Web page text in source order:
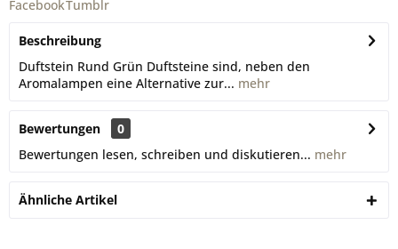
Beschreibung
Duftstein Rund Grün Duftsteine sind, neben den
Aromalampen eine Alternative zur... mehr
Bewertungen
0
Bewertungen lesen, schreiben und diskutieren... mehr
Ähnliche Artikel